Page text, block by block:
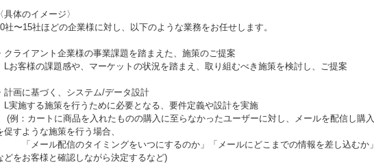
具体のイメージ〉
社〜15社ほどの企業様に対し、以下のような業務をお任せします。
クライアント企業様の事業課題を踏まえた、施策のご提案
客様の課題感や、マーケットの状況を踏まえ、取り組むべき施策を検討し、ご提案
計画に基づく、システム/データ設計
施する施策を行うために必要となる、要件定義や設計を実施
：カートに商品を入れたものの購入に至らなかったユーザーに対し、メールを配信し購入
促すような施策を行う場合、
メール配信のタイミングをいつにするのか」「メールにどこまでの情報を差し込むか」
どをお客様と確認しながら決定するなど)